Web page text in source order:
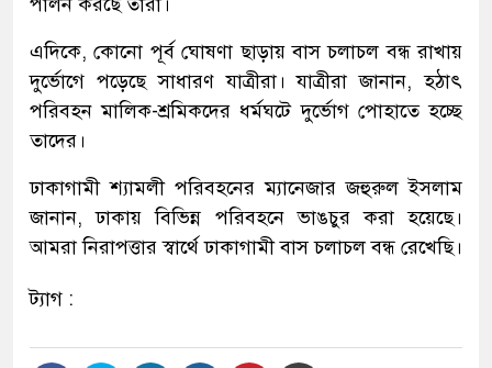
এদিকে, কোনো পূর্ব ঘোষণা ছাড়ায় বাস চলাচল বন্ধ রাখায়
দুর্ভোগে পড়েছে সাধারণ যাত্রীরা। যাত্রীরা জানান, হঠাৎ
পরিবহন মালিক-শ্রমিকদের ধর্মঘটে দুর্ভোগ পোহাতে হচ্ছে
তাদের।
ঢাকাগামী শ্যামলী পরিবহনের ম্যানেজার জহুরুল ইসলাম
জানান, ঢাকায় বিভিন্ন পরিবহনে ভাঙচুর করা হয়েছে।
আমরা নিরাপত্তার স্বার্থে ঢাকাগামী বাস চলাচল বন্ধ রেখেছি।
ট্যাগ :